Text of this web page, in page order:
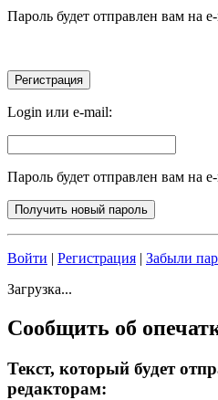
Пароль будет отправлен вам на
Login или e-mail:
Пароль будет отправлен вам на
Войти Регистрация
Забыли
Загрузка...
Сообщить об
Текст, который будет
редакторам: